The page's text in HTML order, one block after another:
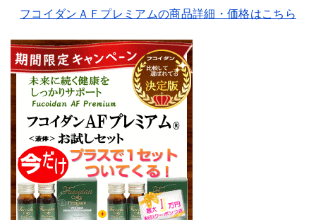
フコイダンＡＦプレミアムの商品詳細・価格はこちら